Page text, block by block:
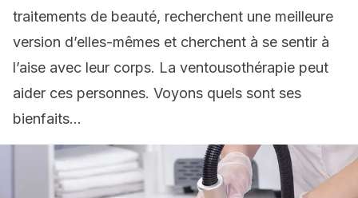
traitements de beauté, recherchent une meilleure
version d’elles-mêmes et cherchent à se sentir à
l’aise avec leur corps. La ventousothérapie peut
aider ces personnes. Voyons quels sont ses
bienfaits…